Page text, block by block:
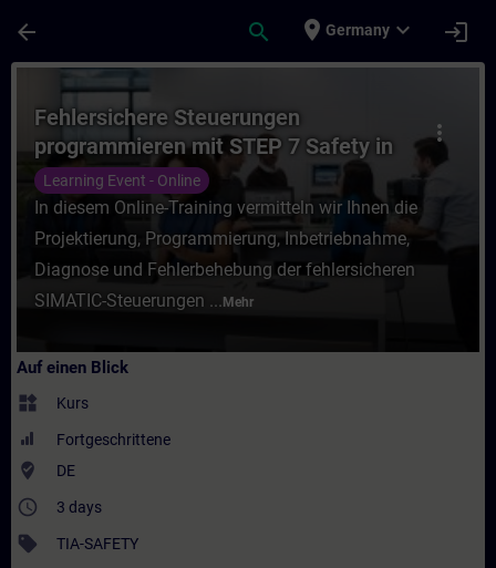
arrow_back search place Germany expand_more login
Kurs - Fehlersichere Steuerungen
more_vert
Fehlersichere Steuerungen
programmieren mit STEP 7 Safety in
TIA Portal (Online-Training)
Learning Event - Online
In diesem Online-Training vermitteln wir Ihnen die
Projektierung, Programmierung, Inbetriebnahme,
Diagnose und Fehlerbehebung der fehlersicheren
SIMATIC-Steuerungen ... Mehr
Auf einen Blick
widgets Kurs
Fortgeschrittene
where_to_vote DE
access_time 3 days
sell TIA-SAFETY